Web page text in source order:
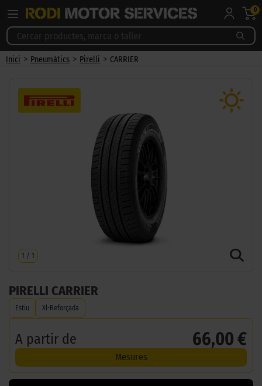
0
Inici > Pneumàtics > Pirelli > CARRIER
1 / 1
PIRELLI CARRIER
Estiu Xl-Reforçada
A partir de 66,00 €
Mesures